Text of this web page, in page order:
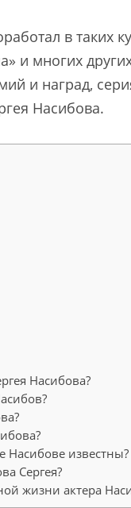
в таких
и многих
и наград,
Насибова.
Насибова?
Насибове известны?
Сергея?
жизни актера